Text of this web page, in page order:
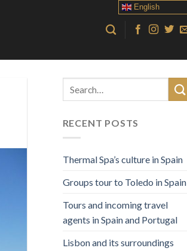
RECENT POSTS
Thermal Spa’s culture in Spain
Groups tour to Toledo in Spain
Tours and incoming travel
agents in Spain and Portugal
Lisbon and its surroundings
English